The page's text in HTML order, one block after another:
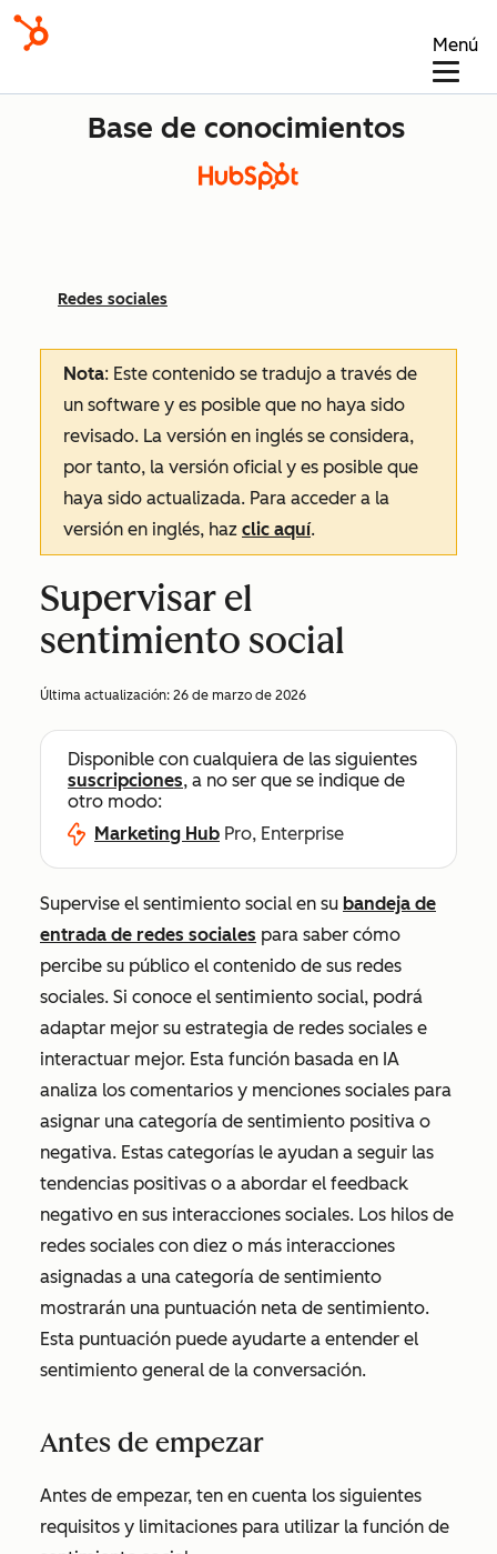
Menú
Base de conocimientos
Redes sociales
Nota: Este contenido se tradujo a través de
un software y es posible que no haya sido
revisado. La versión en inglés se considera,
por tanto, la versión oficial y es posible que
haya sido actualizada. Para acceder a la
versión en inglés, haz clic aquí.
Supervisar el
sentimiento social
Última actualización: 26 de marzo de 2026
Disponible con cualquiera de las siguientes
suscripciones, a no ser que se indique de
otro modo:
Marketing Hub Pro, Enterprise
Supervise el sentimiento social en su bandeja de
entrada de redes sociales para saber cómo
percibe su público el contenido de sus redes
sociales. Si conoce el sentimiento social, podrá
adaptar mejor su estrategia de redes sociales e
interactuar mejor. Esta función basada en IA
analiza los comentarios y menciones sociales para
asignar una categoría de sentimiento positiva o
negativa. Estas categorías le ayudan a seguir las
tendencias positivas o a abordar el feedback
negativo en sus interacciones sociales. Los hilos de
redes sociales con diez o más interacciones
asignadas a una categoría de sentimiento
mostrarán una puntuación neta de sentimiento.
Esta puntuación puede ayudarte a entender el
sentimiento general de la conversación.
Antes de empezar
Antes de empezar, ten en cuenta los siguientes
requisitos y limitaciones para utilizar la función de